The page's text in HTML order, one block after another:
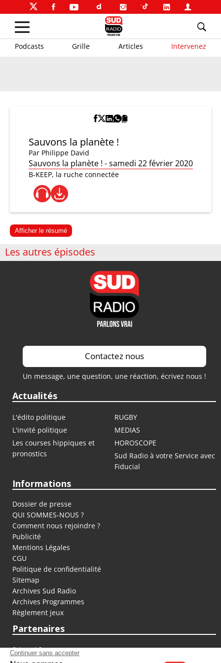
Podcasts Grille Articles Intervenez
Sauvons la planète !
Par Philippe David
Sauvons la planète ! - samedi 22 février 2020
B-KEEP, la ruche connectée
Afficher le résumé
Les autres épisodes
Contactez nous
Un message, une question, une réaction, écrivez nous !
Actualités
L'édito politique
RUGBY
L'invité politique
MEDIAS
Les courses hippiques et
pronostics
HOROSCOPE
Sud Radio à votre Service avec
Fiducial
Informations
Dossier de presse
QUI SOMMES-NOUS ?
Comment nous rejoindre ?
Publicité
Mentions Légales
CGU
Politique de confidentialité
Sitemap
Archives Sud Radio
Archives Programmes
Règlement jeux
Partenaires
fiducial.fr